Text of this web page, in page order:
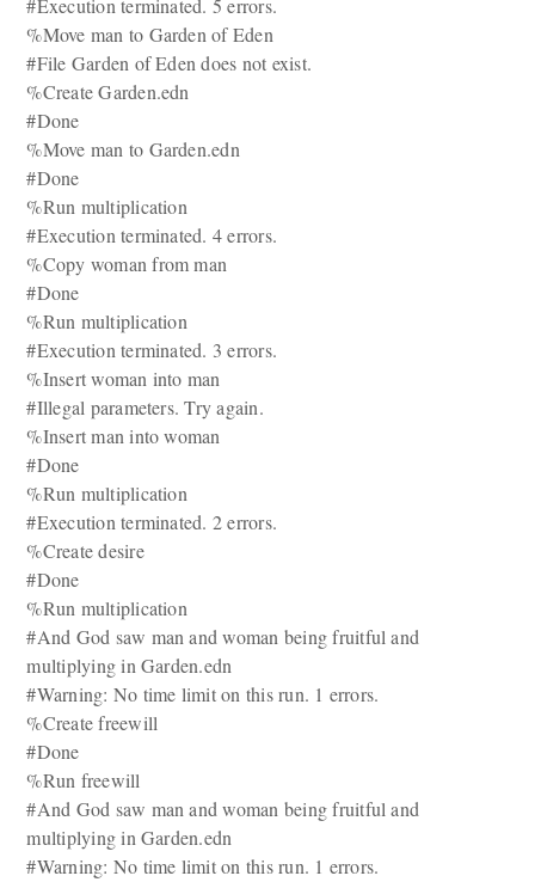
#Execution terminated. 5 errors.
%Move man to Garden of Eden
#File Garden of Eden does not exist.
%Create Garden.edn
#Done
%Move man to Garden.edn
#Done
%Run multiplication
#Execution terminated. 4 errors.
%Copy woman from man
#Done
%Run multiplication
#Execution terminated. 3 errors.
%Insert woman into man
#Illegal parameters. Try again.
%Insert man into woman
#Done
%Run multiplication
#Execution terminated. 2 errors.
%Create desire
#Done
%Run multiplication
#And God saw man and woman being fruitful and
multiplying in Garden.edn
#Warning: No time limit on this run. 1 errors.
%Create freewill
#Done
%Run freewill
#And God saw man and woman being fruitful and
multiplying in Garden.edn
#Warning: No time limit on this run. 1 errors.